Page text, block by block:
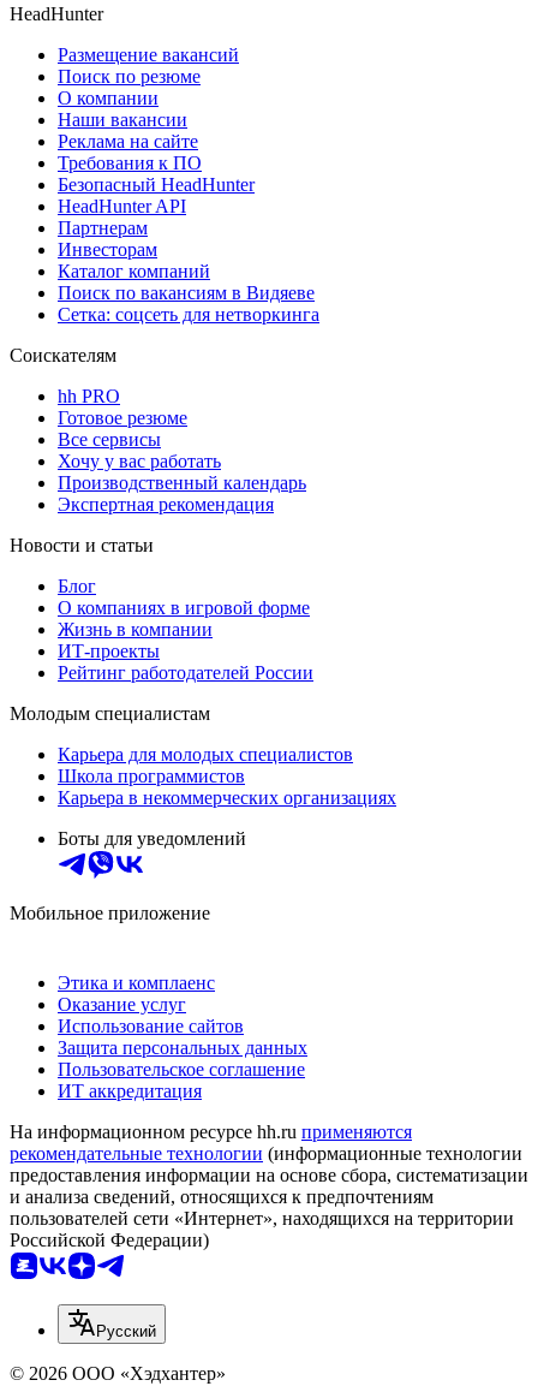
HeadHunter
Размещение вакансий
Поиск по резюме
О компании
Наши вакансии
Реклама на сайте
Требования к ПО
Безопасный HeadHunter
HeadHunter API
Партнерам
Инвесторам
Каталог компаний
Поиск по вакансиям в Видяеве
Сетка: соцсеть для нетворкинга
Соискателям
hh PRO
Готовое резюме
Все сервисы
Хочу у вас работать
Производственный календарь
Экспертная рекомендация
Новости и статьи
Блог
О компаниях в игровой форме
Жизнь в компании
ИТ-проекты
Рейтинг работодателей России
Молодым специалистам
Карьера для молодых специалистов
Школа программистов
Карьера в некоммерческих организациях
Боты для уведомлений
Мобильное приложение
Этика и комплаенс
Оказание услуг
Использование сайтов
Защита персональных данных
Пользовательское соглашение
ИТ аккредитация
На информационном ресурсе hh.ru применяются
рекомендательные технологии (информационные технологии
предоставления информации на основе сбора, систематизации
и анализа сведений, относящихся к предпочтениям
пользователей сети «Интернет», находящихся на территории
Российской Федерации)
Русский
© 2026 ООО «Хэдхантер»